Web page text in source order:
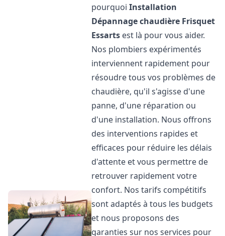
pourquoiInstallation
Dépannage chaudière Frisquet
Essarts est là pour vous aider.
Nos plombiers expérimentés
interviennent rapidement pour
résoudre tous vos problèmes de
chaudière, qu'il s'agisse d'une
panne, d'une réparation ou
d'une installation. Nous offrons
des interventions rapides et
efficaces pour réduire les délais
d'attente et vous permettre de
retrouver rapidement votre
confort. Nos tarifs compétitifs
sont adaptés à tous les budgets
et nous proposons des
garanties sur nos services pour